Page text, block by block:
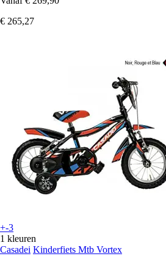
€ 265,27
+-3
1 kleuren
Casadei Kinderfiets Mtb Vortex